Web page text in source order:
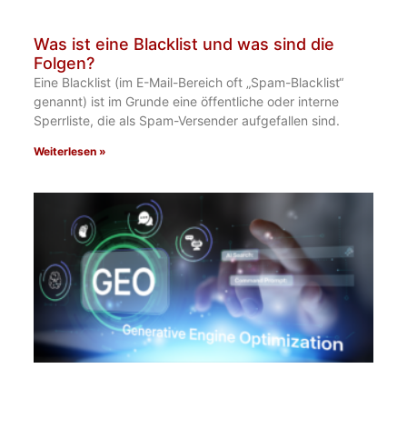
Was ist eine Blacklist und was sind die
Folgen?
Eine Blacklist (im E-Mail-Bereich oft „Spam-Blacklist“
genannt) ist im Grunde eine öffentliche oder interne
Sperrliste, die als Spam-Versender aufgefallen sind.
Weiterlesen »